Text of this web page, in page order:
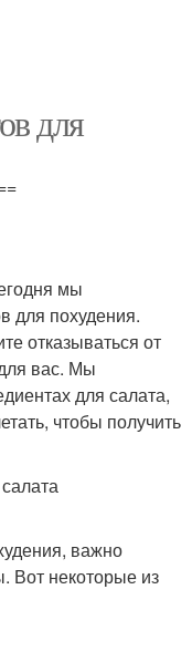
для
мы
для похудения.
отказываться от
вас. Мы
для салата,
чтобы получить
важно
Вот некоторые из